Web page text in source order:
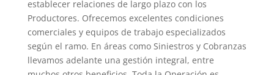
establecer relaciones de largo plazo con los
Productores. Ofrecemos excelentes condiciones
comerciales y equipos de trabajo especializados
según el ramo. En áreas como Siniestros y Cobranzas
llevamos adelante una gestión integral, entre